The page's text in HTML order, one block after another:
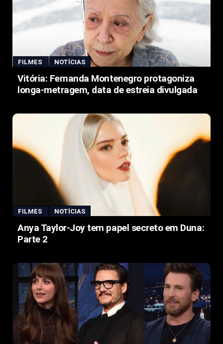
FILMES NOTÍCIAS
Vitória: Fernanda Montenegro protagoniza
longa-metragem, data de estreia divulgada
FILMES NOTÍCIAS
Anya Taylor-Joy tem papel secreto em Duna:
Parte 2